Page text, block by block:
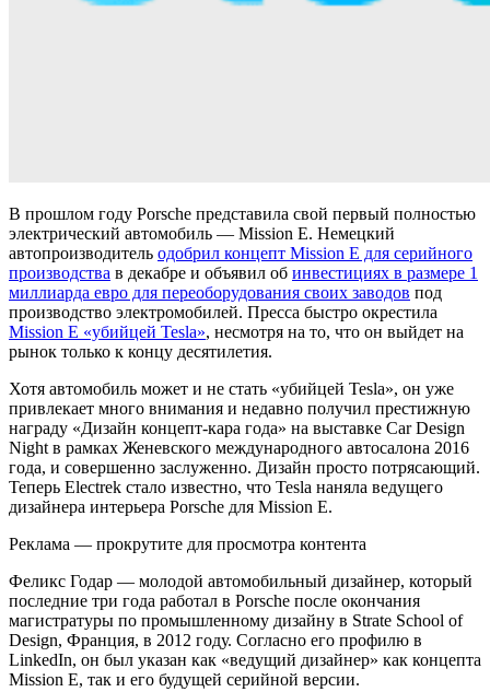
В прошлом году Porsche представила свой первый полностью
электрический автомобиль — Mission E. Немецкий
автопроизводитель одобрил концепт Mission E для серийного
производства в декабре и объявил об инвестициях в размере 1
миллиарда евро для переоборудования своих заводов под
производство электромобилей. Пресса быстро окрестила
Mission E «убийцей Tesla», несмотря на то, что он выйдет на
рынок только к концу десятилетия.
Хотя автомобиль может и не стать «убийцей Tesla», он уже
привлекает много внимания и недавно получил престижную
награду «Дизайн концепт-кара года» на выставке Car Design
Night в рамках Женевского международного автосалона 2016
года, и совершенно заслуженно. Дизайн просто потрясающий.
Теперь Electrek стало известно, что Tesla наняла ведущего
дизайнера интерьера Porsche для Mission E.
Реклама — прокрутите для просмотра контента
Феликс Годар — молодой автомобильный дизайнер, который
последние три года работал в Porsche после окончания
магистратуры по промышленному дизайну в Strate School of
Design, Франция, в 2012 году. Согласно его профилю в
LinkedIn, он был указан как «ведущий дизайнер» как концепта
Mission E, так и его будущей серийной версии.